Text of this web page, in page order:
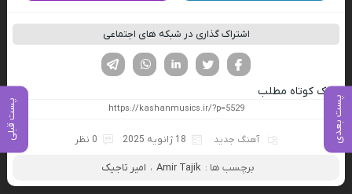
پست بعدی پست قبلی
اشتراک گذاری در شبکه های اجتماعی
لینکدین تویتر
فیسوک
لینک کوتاه مطلب
آهنگ جدید 18 ژانویه 2025 0 نظر
برچسب ها : Amir Tajik ، امیر تاجیک